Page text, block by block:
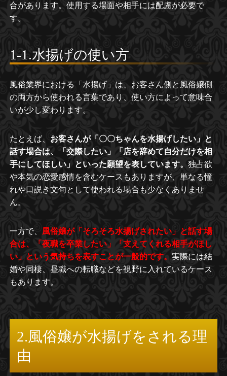
合があります。使用する場面や相手には配慮が必要で
す。
1-1.水揚げの使い方
風俗業界における「水揚げ」は、お客さん側と風俗嬢側
の両方から使われる言葉であり、使い方によって意味合
いが少し変わります。
たとえば、 お客さんが「〇〇ちゃんを水揚げしたい」と
話す場合は、「交際したい」「店を辞めて自分だけを相
手にしてほしい」といった願望を表しています。 独占欲
や本気の恋愛感情を含むケースもありますが、単なる憧
れや口説き文句として使われる場合も少なくありませ
ん。
一方で、 風俗嬢が「そろそろ水揚げされたい」と話す場
合は、「夜職を卒業したい」「支えてくれる相手がほし
い」という気持ちを表すことが一般的です。 実際には結
婚や同棲、昼職への転職などを視野に入れているケース
もあります。
2.風俗嬢が水揚げをされる理
由